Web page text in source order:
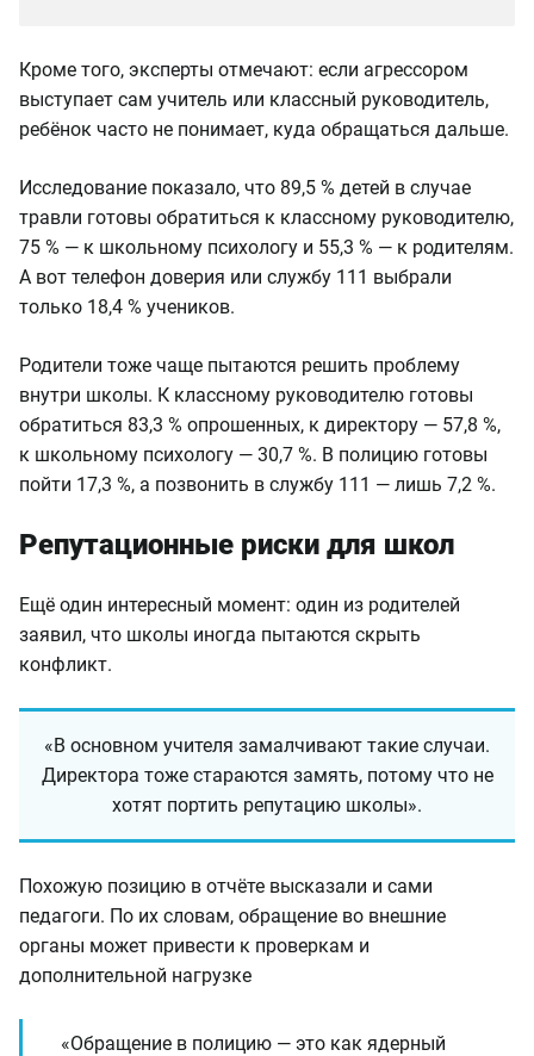
Кроме того, эксперты отмечают: если агрессором
выступает сам учитель или классный руководитель,
ребёнок часто не понимает, куда обращаться дальше.
Исследование показало, что 89,5 % детей в случае
травли готовы обратиться к классному руководителю,
75 % — к школьному психологу и 55,3 % — к родителям.
А вот телефон доверия или службу 111 выбрали
только 18,4 % учеников.
Родители тоже чаще пытаются решить проблему
внутри школы. К классному руководителю готовы
обратиться 83,3 % опрошенных, к директору — 57,8 %,
к школьному психологу — 30,7 %. В полицию готовы
пойти 17,3 %, а позвонить в службу 111 — лишь 7,2 %.
Репутационные риски для школ
Ещё один интересный момент: один из родителей
заявил, что школы иногда пытаются скрыть
конфликт.
«В основном учителя замалчивают такие случаи.
Директора тоже стараются замять, потому что не
хотят портить репутацию школы».
Похожую позицию в отчёте высказали и сами
педагоги. По их словам, обращение во внешние
органы может привести к проверкам и
дополнительной нагрузке
«Обращение в полицию — это как ядерный